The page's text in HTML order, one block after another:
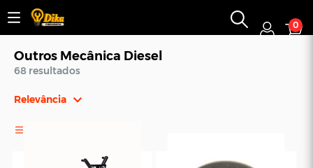
0
Outros Mecânica Diesel
68 resultados
Relevância
Menor Preço